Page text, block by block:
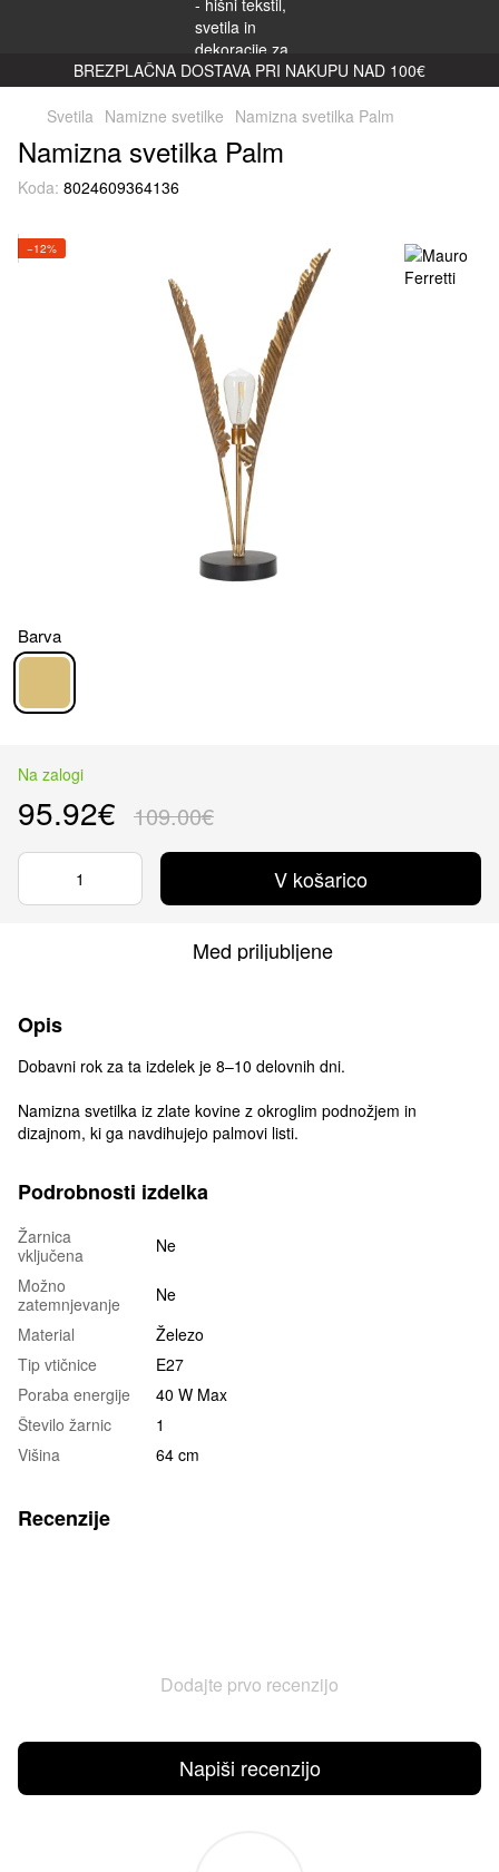
BREZPLAČNA DOSTAVA PRI NAKUPU NAD 100€
Svetila Namizne svetilke Namizna svetilka Palm
Namizna svetilka Palm
Koda: 8024609364136
−12%
Barva
Na zalogi
95.92€ 109.00€
V košarico
Med priljubljene
Opis
Dobavni rok za ta izdelek je 8–10 delovnih dni.
Namizna svetilka iz zlate kovine z okroglim podnožjem in
dizajnom, ki ga navdihujejo palmovi listi.
Podrobnosti izdelka
Žarnica
vključena
Ne
Možno
zatemnjevanje
Ne
Material
Železo
Tip vtičnice
E27
Poraba energije
40 W Max
Število žarnic
1
Višina
64 cm
Recenzije
Dodajte prvo recenzijo
Napiši recenzijo